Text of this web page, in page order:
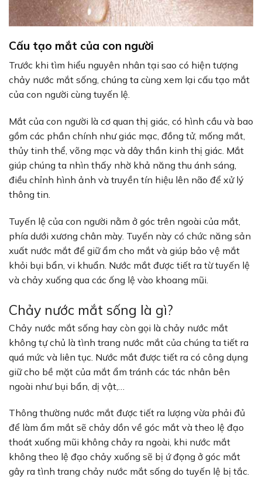
Cấu tạo mắt của con người
Trước khi tìm hiểu nguyên nhân tại sao có hiện tượng
chảy nước mắt sống, chúng ta cùng xem lại cấu tạo mắt
của con người cùng tuyến lệ.
Mắt của con người là cơ quan thị giác, có hình cầu và bao
gồm các phần chính như giác mạc, đồng tử, mống mắt,
thủy tinh thể, võng mạc và dây thần kinh thị giác. Mắt
giúp chúng ta nhìn thấy nhờ khả năng thu ánh sáng,
điều chỉnh hình ảnh và truyền tín hiệu lên não để xử lý
thông tin.
Tuyến lệ của con người nằm ở góc trên ngoài của mắt,
phía dưới xương chân mày. Tuyến này có chức năng sản
xuất nước mắt để giữ ẩm cho mắt và giúp bảo vệ mắt
khỏi bụi bẩn, vi khuẩn. Nước mắt được tiết ra từ tuyến lệ
và chảy xuống qua các ống lệ vào khoang mũi.
Chảy nước mắt sống là gì?
Chảy nước mắt sống hay còn gọi là chảy nước mắt
không tự chủ là tình trang nước mắt của chúng ta tiết ra
quá mức và liên tục. Nước mắt được tiết ra có công dụng
giữ cho bề mặt của mắt ẩm tránh các tác nhân bên
ngoài như bụi bẩn, dị vật,…
Thông thường nước mắt được tiết ra lượng vừa phải đủ
để làm ẩm mắt sẽ chảy dồn về góc mắt và theo lệ đạo
thoát xuống mũi không chảy ra ngoài, khi nước mắt
không theo lệ đạo chảy xuống sẽ bị ứ đọng ở góc mắt
gây ra tình trang chảy nước mắt sống do tuyến lệ bị tắc.